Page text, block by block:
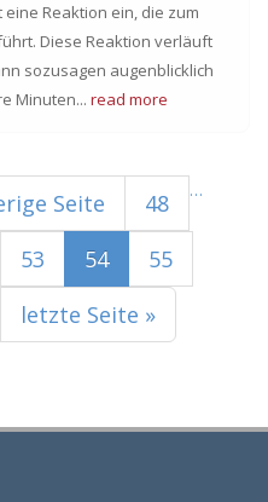
eine Reaktion ein, die zum
Diese Reaktion verläuft
sozusagen augenblicklich
Minuten... read more
Seite …
48
53 54
55
letzte Seite »